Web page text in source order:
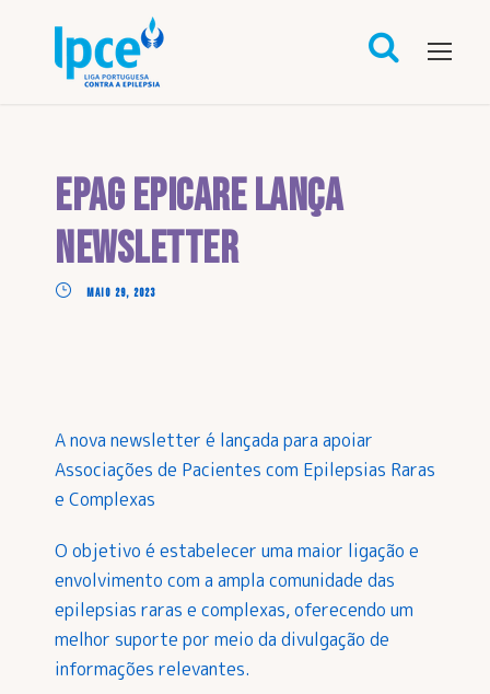
ePAG EpiCARE lança
Newsletter
MAIO 29, 2023
A nova newsletter é lançada para apoiar
Associações de Pacientes com Epilepsias Raras
e Complexas
O objetivo é estabelecer uma maior ligação e
envolvimento com a ampla comunidade das
epilepsias raras e complexas, oferecendo um
melhor suporte por meio da divulgação de
informações relevantes.